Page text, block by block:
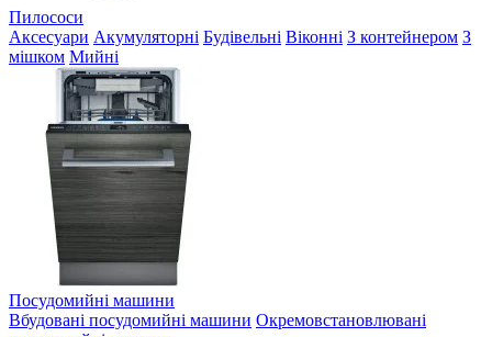
Пилососи
Аксесуари Акумуляторні Будівельні Віконні З контейнером З
мішком Мийні
Посудомийні машини
Вбудовані посудомийні машини Окремовстановлювані